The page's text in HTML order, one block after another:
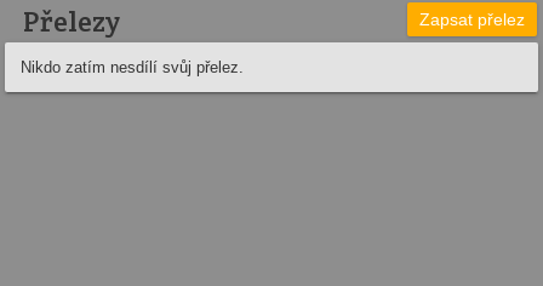
Přelezy Zapsat přelez
Nikdo zatím nesdílí svůj přelez.